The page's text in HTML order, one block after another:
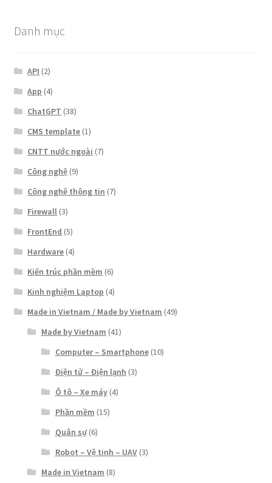
Danh mục
API (2)
App (4)
ChatGPT (38)
CMS template (1)
CNTT nước ngoài (7)
Công nghệ (9)
Công nghệ thông tin (7)
Firewall (3)
FrontEnd (5)
Hardware (4)
Kiến trúc phần mềm (6)
Kinh nghiệm Laptop (4)
Made in Vietnam / Made by Vietnam (49)
Made by Vietnam (41)
Computer – Smartphone(10)
Điện tử – Điện lạnh (3)
Ô tô – Xe máy(4)
Phần mềm (15)
Quân sự(6)
Robot – Vệ tinh – UAV(3)
Made in Vietnam (8)